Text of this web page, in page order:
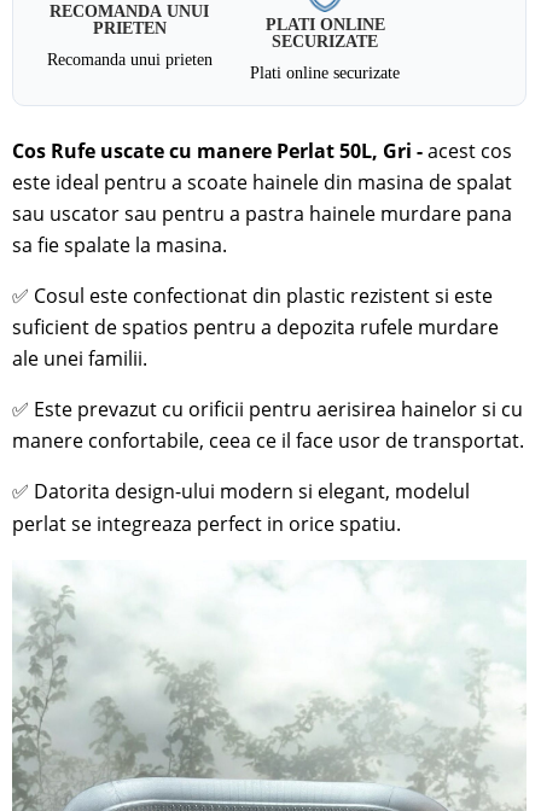
RECOMANDA UNUI
PRIETEN
Recomanda unui prieten
PLATI ONLINE
SECURIZATE
Plati online securizate
Cos Rufe uscate cu manere Perlat 50L, Gri-acest cos
este ideal pentru a scoate hainele din masina de spalat
sau uscator sau pentru a pastra hainele murdare pana
sa fie spalate la masina.
✅ Cosul este confectionat din plastic rezistent si este
suficient de spatios pentru a depozita rufele murdare
ale unei familii.
✅ Este prevazut cu orificii pentru aerisirea hainelor si cu
manere confortabile, ceea ce il face usor de transportat.
✅ Datorita design-ului modern si elegant, modelul
perlat se integreaza perfect in orice spatiu.